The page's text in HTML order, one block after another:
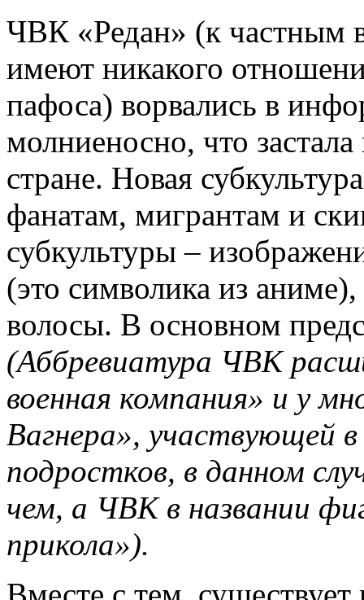
ЧВК «Редан» (к частным
имеют никакого
пафоса) ворвались в
молниеносно, что
стране. Новая
фанатам, мигрантам и
субкультуры –
(это символика из
волосы. В основном
(Аббревиатура ЧВК
военная компания» и у
Вагнера», участвующей
подростков, в данном
чем, а ЧВК в названии
прикола»).